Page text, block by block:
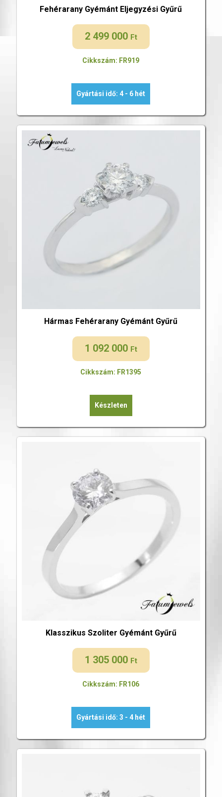
Fehérarany Gyémánt Eljegyzési Gyűrű
2 499 000 Ft
Cikkszám: FR919
Gyártási idő: 4 - 6 hét
Hármas Fehérarany Gyémánt Gyűrű
1 092 000 Ft
Cikkszám: FR1395
Készleten
Klasszikus Szoliter Gyémánt Gyűrű
1 305 000 Ft
Cikkszám: FR106
Gyártási idő: 3 - 4 hét